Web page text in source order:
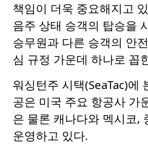
책임이 더욱 중요해지고
음주 상태 승객의 탑승을
승무원과 다른 승객의 안
심 규정 가운데 하나로 꼽
워싱턴주 시택(SeaTac)에
공은 미국 주요 항공사 가
은 물론 캐나다와 멕시코,
운영하고 있다.